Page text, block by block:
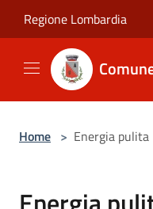
Regione Lombardia
Home > Energia pulita